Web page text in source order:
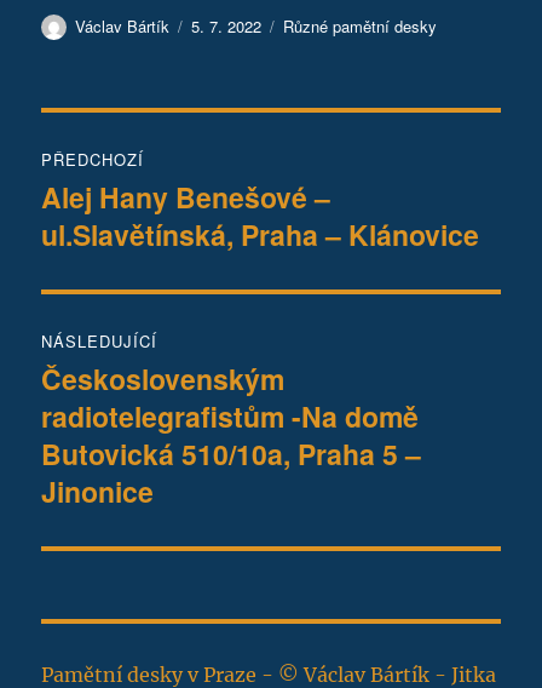
Autor:
Václav Bártík Publikováno:
5. 7. 2022 Rubriky:
Různé pamětní desky
pro
příspěvek
PŘEDCHOZÍ
Předchozí
příspěvek:
Alej Hany Benešové –
ul.Slavětínská, Praha – Klánovice
NÁSLEDUJÍCÍ
Následující
příspěvek:
Československým
radiotelegrafistům -Na domě
Butovická 510/10a, Praha 5 –
Jinonice
Pamětní desky v Praze - © Václav Bártík - Jitka